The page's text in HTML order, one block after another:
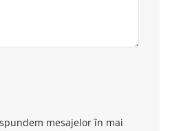
mesajelor în mai